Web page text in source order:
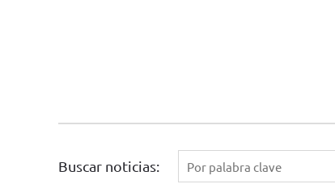
Buscar noticias: